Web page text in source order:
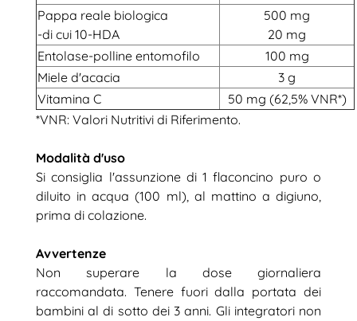
Pappa reale biologica
-di cui 10-HDA
500 mg
20 mg
Entolase-polline entomofilo
100 mg
Miele d'acacia
3 g
Vitamina C
50 mg (62,5% VNR*)
*VNR: Valori Nutritivi di Riferimento.
Modalità d'uso
Si consiglia l'assunzione di 1 flaconcino puro o
diluito in acqua (100 ml), al mattino a digiuno,
prima di colazione.
Avvertenze
Non superare la dose giornaliera
raccomandata. Tenere fuori dalla portata dei
bambini al di sotto dei 3 anni. Gli integratori non